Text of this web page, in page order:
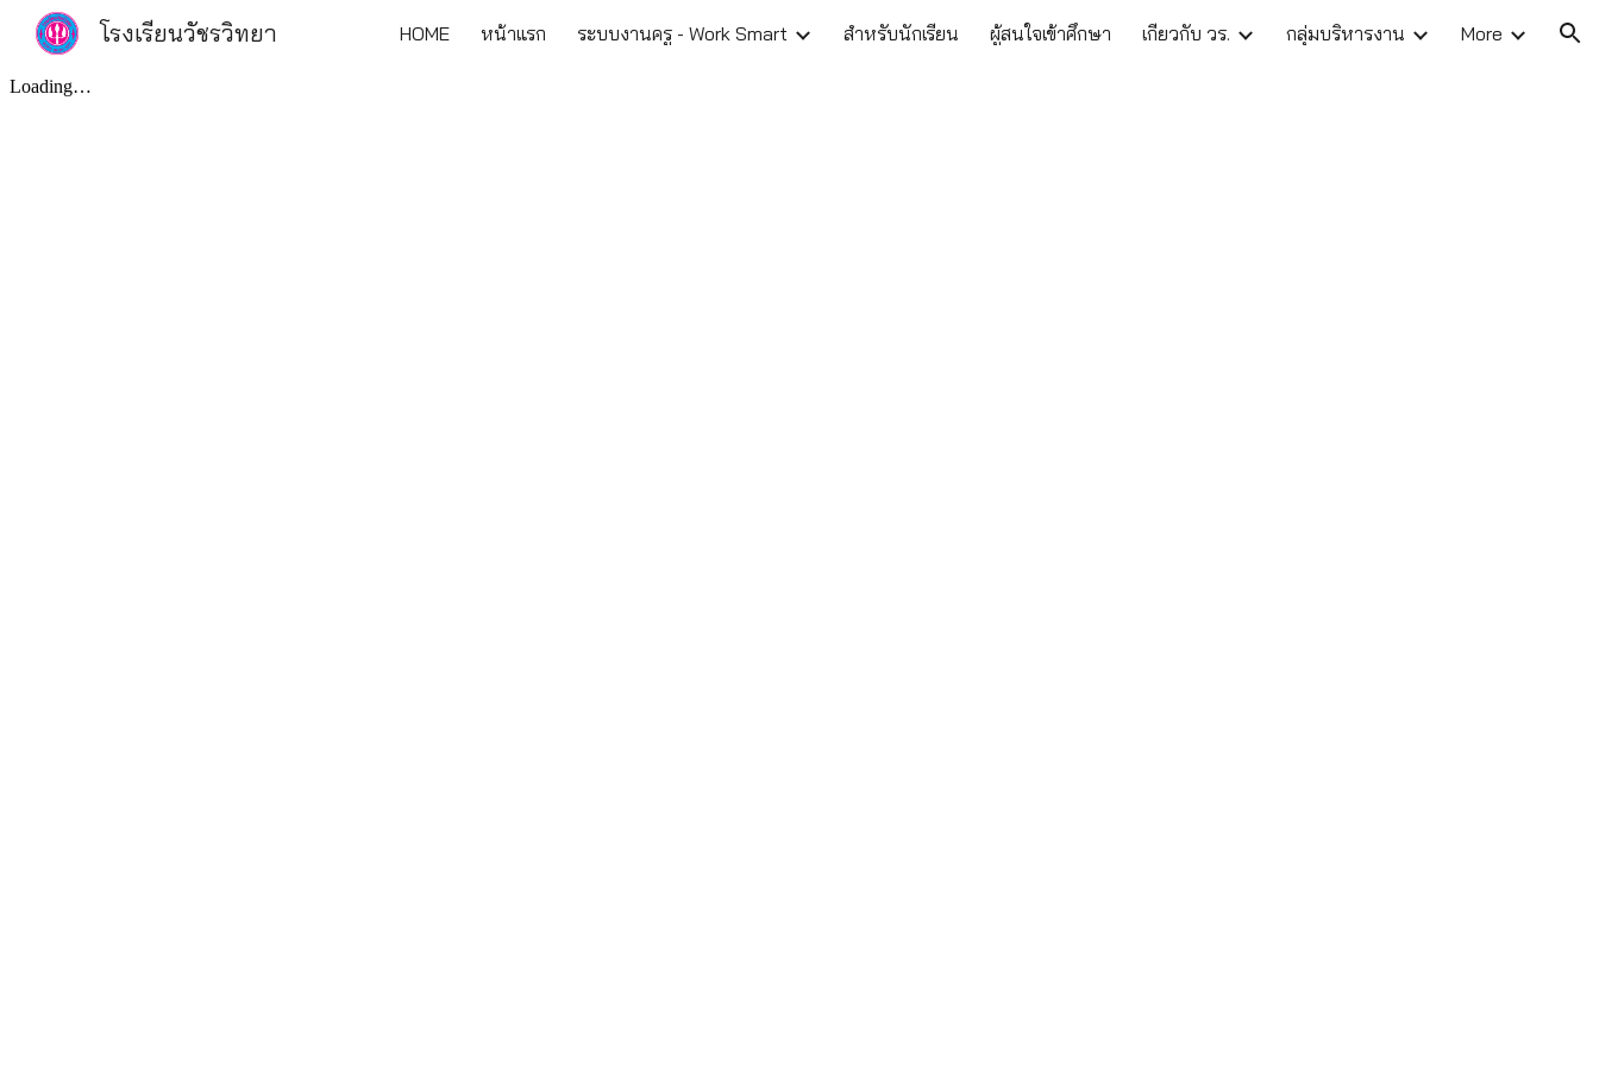
Skip to main content Skip to navigation
โรงเรียนวัชรวิทยา HOME หน้าแรก ระบบงานครู - Work Smart สำหรับนักเรียน ผู้สนใจเข้าศึกษา เกี่ยวกับ วร. กลุ่มบริหารงาน More